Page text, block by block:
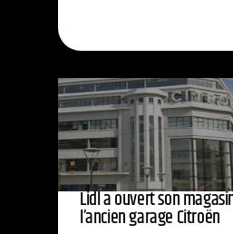
Lidl a ouvert son
l’ancien garage Citroën